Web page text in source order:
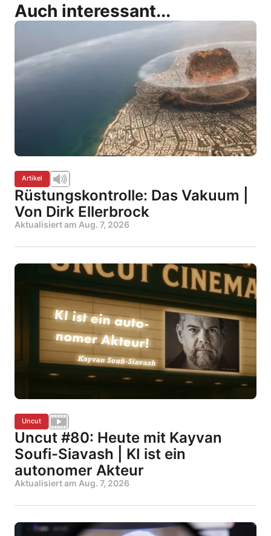
Auch interessant...
Artikel
Rüstungskontrolle: Das Vakuum |
Von Dirk Ellerbrock
Aktualisiert am Aug. 7, 2026
Uncut
Uncut #80: Heute mit Kayvan
Soufi-Siavash | KI ist ein
autonomer Akteur
Aktualisiert am Aug. 7, 2026